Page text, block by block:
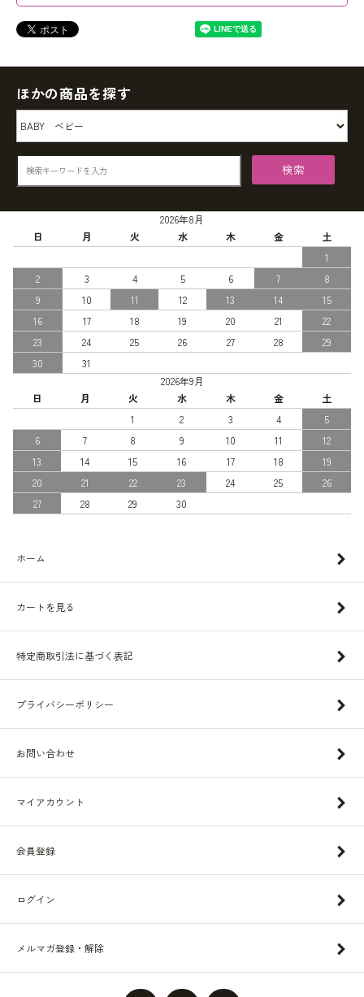
ほかの商品を探す
検索
2026年8月
日
月 火 水 木 金
土
1
2
3 4 5 6 7
8
9
10 11 12 13 14
15
16
17 18 19 20 21
22
23
24 25 26 27 28
29
30
31
2026年9月
日
月 火 水 木 金
土
1
2 3 4
5
6
7 8 9 10 11
12
13
14 15 16 17 18
19
20
21 22 23 24 25
26
27
28 29 30
ホーム
カートを見る
特定商取引法に基づく表記
プライバシーポリシー
お問い合わせ
マイアカウント
会員登録
ログイン
メルマガ登録・解除